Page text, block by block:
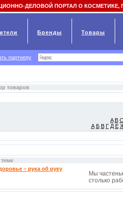
товаров
A B C
А Б В Г Д Е
теме
– рука об руку
Мы
столько
ДЕЛОВОЙ ПОРТАЛ О
Бренды Товары
партнеру